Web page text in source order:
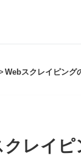
Webスクレイピング
クレイ